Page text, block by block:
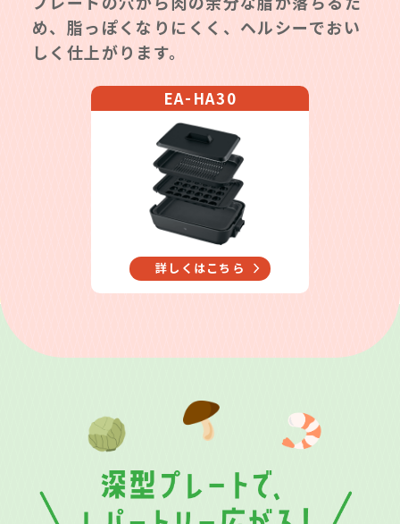
め、脂っぽくなりにくく、ヘルシーでおい
しく仕上がります。
EA- HA30
詳しくはこちら